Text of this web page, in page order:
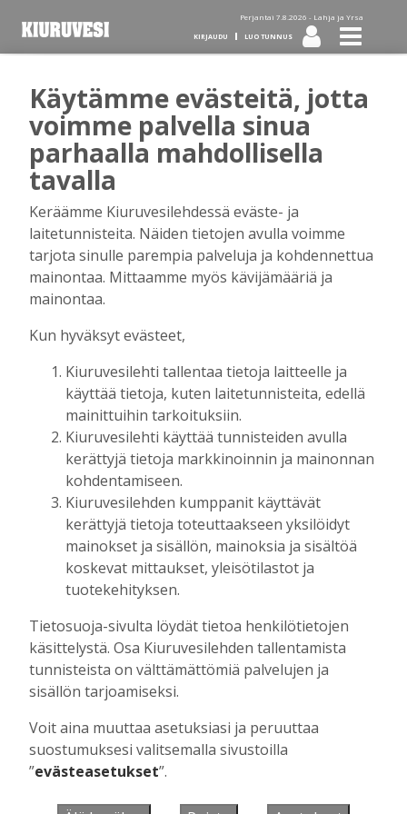
Perjantai 7.8.2026 - Lahja ja Yrsa
KIRJAUDU LUO TUNNUS
Tilaa Kiuruvesi-lehti diginä
tai kotiinkannettuna!
Kirjaudu
Sähköposti
Salasana
Muista minut
Unohtuiko salasana?
se tästä.
Käyntiosoite :
Kiuruvesi Lehti oy
Niemistenkatu 4
Kiuruvesi
Käytämme evästeitä, jotta
voimme palvella sinua
parhaalla mahdollisella
tavalla
Keräämme Kiuruvesilehdessä eväste- ja
laitetunnisteita. Näiden tietojen avulla voimme
tarjota sinulle parempia palveluja ja kohdennettua
mainontaa. Mittaamme myös kävijämääriä ja
mainontaa.
Kun hyväksyt evästeet,
Kiuruvesilehti tallentaa tietoja laitteelle ja
käyttää tietoja, kuten laitetunnisteita, edellä
mainittuihin tarkoituksiin.
Kiuruvesilehti käyttää tunnisteiden avulla
kerättyjä tietoja markkinoinnin ja mainonnan
kohdentamiseen.
Kiuruvesilehden kumppanit käyttävät
kerättyjä tietoja toteuttaakseen yksilöidyt
mainokset ja sisällön, mainoksia ja sisältöä
koskevat mittaukset, yleisötilastot ja
tuotekehityksen.
Tietosuoja-sivulta löydät tietoa henkilötietojen
käsittelystä. Osa Kiuruvesilehden tallentamista
tunnisteista on välttämättömiä palvelujen ja
sisällön tarjoamiseksi.
Voit aina muuttaa asetuksiasi ja peruuttaa
suostumuksesi valitsemalla sivustoilla
”evästeasetukset”.